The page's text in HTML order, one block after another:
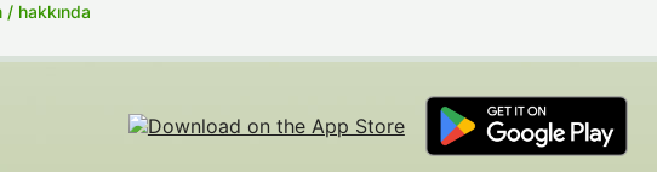
/ hakkında